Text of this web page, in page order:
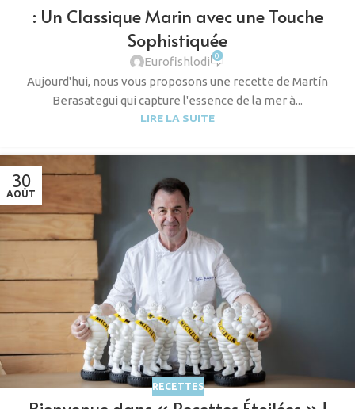
: Un Classique Marin avec une Touche
Sophistiquée
Eurofishlodi 0
Aujourd'hui, nous vous proposons une recette de Martín
Berasategui qui capture l'essence de la mer à...
LIRE LA SUITE
30
AOÛT
RECETTES